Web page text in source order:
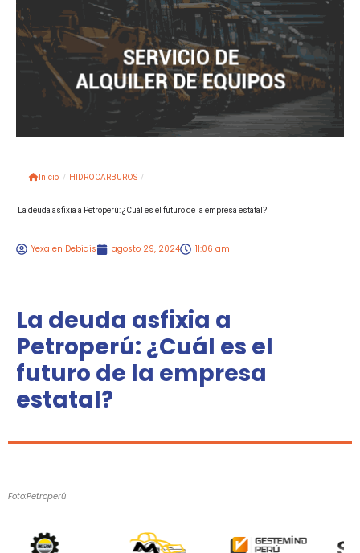
Inicio / HIDROCARBUROS /
La deuda asfixia a Petroperú: ¿Cuál es el futuro de la empresa estatal?
Yexalen Debiais agosto 29, 2024 11:06 am
La deuda asfixia a
Petroperú: ¿Cuál es el
futuro de la empresa
estatal?
Foto:Petroperú